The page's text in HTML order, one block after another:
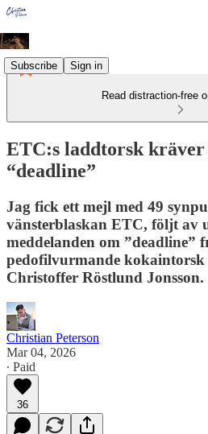
Subscribe Sign in
Read distraction-free
ETC:s laddtorsk
“deadline”
Jag fick ett mejl med 49
vänsterblaskan ETC, följt av
meddelanden om ”deadline”
pedofilvurmande
Christoffer Röstlund Jonsson.
Christian Peterson
Mar 04, 2026
∙ Paid
36